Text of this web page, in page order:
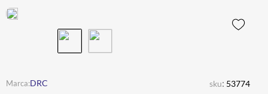
DRC sku: 53774
BOTA
4º ÓCULOS SOLAR